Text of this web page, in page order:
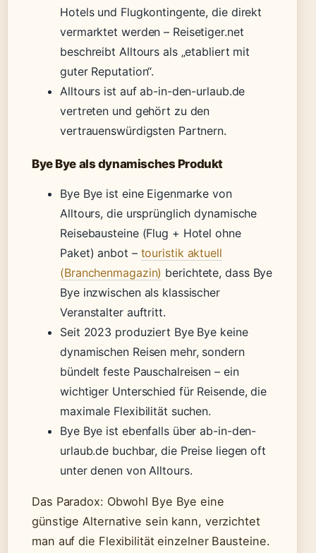
Hotels und Flugkontingente, die direkt
vermarktet werden – Reisetiger.net
beschreibt Alltours als „etabliert mit
guter Reputation“.
Alltours ist auf ab-in-den-urlaub.de
vertreten und gehört zu den
vertrauenswürdigsten Partnern.
Bye Bye als dynamisches Produkt
Bye Bye ist eine Eigenmarke von
Alltours, die ursprünglich dynamische
Reisebausteine (Flug + Hotel ohne
Paket) anbot – touristik aktuell
(Branchenmagazin) berichtete, dass Bye
Bye inzwischen als klassischer
Veranstalter auftritt.
Seit 2023 produziert Bye Bye keine
dynamischen Reisen mehr, sondern
bündelt feste Pauschalreisen – ein
wichtiger Unterschied für Reisende, die
maximale Flexibilität suchen.
Bye Bye ist ebenfalls über ab-in-den-
urlaub.de buchbar, die Preise liegen oft
unter denen von Alltours.
Das Paradox: Obwohl Bye Bye eine
günstige Alternative sein kann, verzichtet
man auf die Flexibilität einzelner Bausteine.